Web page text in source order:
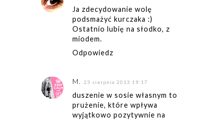
Ja zdecydowanie wolę
podsmażyć kurczaka :)
Ostatnio lubię na słodko, z
miodem.
Odpowiedz
M. 23 sierpnia 2013 19:17
duszenie w sosie własnym to
prużenie, które wpływa
wyjątkowo pozytywnie na